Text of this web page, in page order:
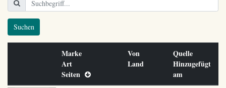
Suchen
Marke
Art
Seiten
Von
Land
Quelle
Hinzugefügt
am